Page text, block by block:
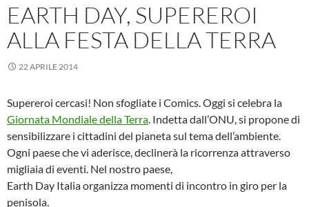
EARTH DAY, SUPEREROI
ALLA FESTA DELLA TERRA
22 APRILE 2014
Supereroi cercasi! Non sfogliate i Comics. Oggi si celebra la
Giornata Mondiale della Terra. Indetta dall’ONU, si propone di
sensibilizzare i cittadini del pianeta sul tema dell’ambiente.
Ogni paese che vi aderisce, declinerà la ricorrenza attraverso
migliaia di eventi. Nel nostro paese,
Earth Day Italia organizza momenti di incontro in giro per la
penisola.